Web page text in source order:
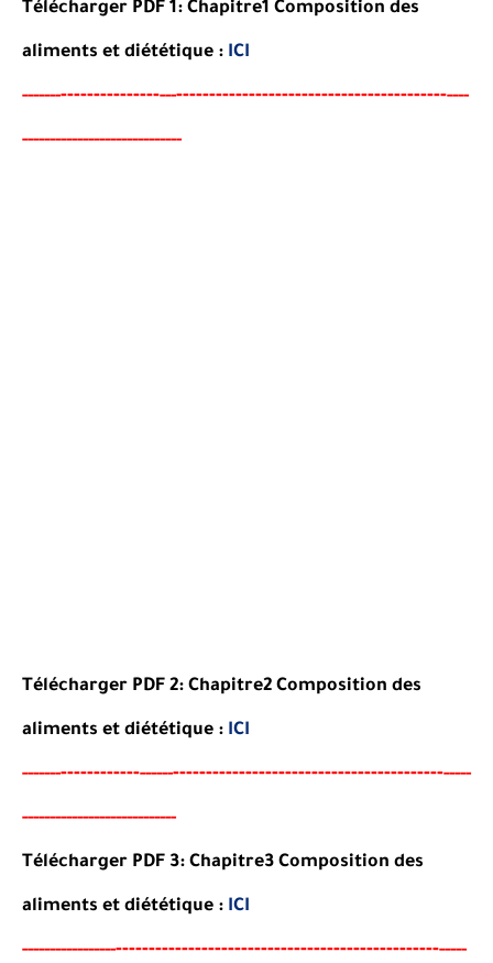
Télécharger PDF 1: Chapitre1 Composition des
aliments et diététique : ICI
----------------------------------------------------------------------
-----------------------------
Télécharger PDF 2: Chapitre2 Composition des
aliments et diététique : ICI
-----------------------------------------------------------------------
----------------------------
Télécharger PDF 3: Chapitre3 Composition des
aliments et diététique : ICI
-----------------------------------------------------------------------